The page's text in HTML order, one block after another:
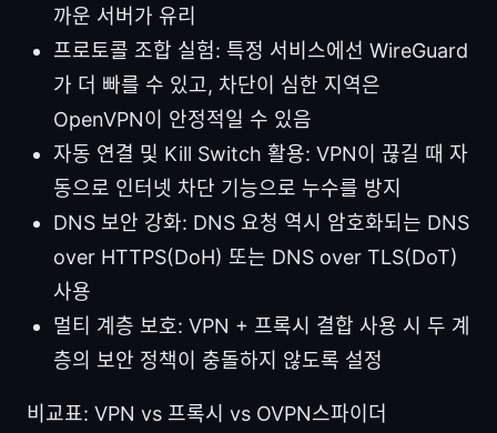
까운 서버가 유리
프로토콜 조합 실험: 특정 서비스에선 WireGuard
가 더 빠를 수 있고, 차단이 심한 지역은
OpenVPN이 안정적일 수 있음
자동 연결 및 Kill Switch 활용: VPN이 끊길 때 자
동으로 인터넷 차단 기능으로 누수를 방지
DNS 보안 강화: DNS 요청 역시 암호화되는 DNS
over HTTPS(DoH) 또는 DNS over TLS(DoT)
사용
멀티 계층 보호: VPN + 프록시 결합 사용 시 두 계
층의 보안 정책이 충돌하지 않도록 설정
비교표: VPN vs 프록시 vs OVPN스파이더